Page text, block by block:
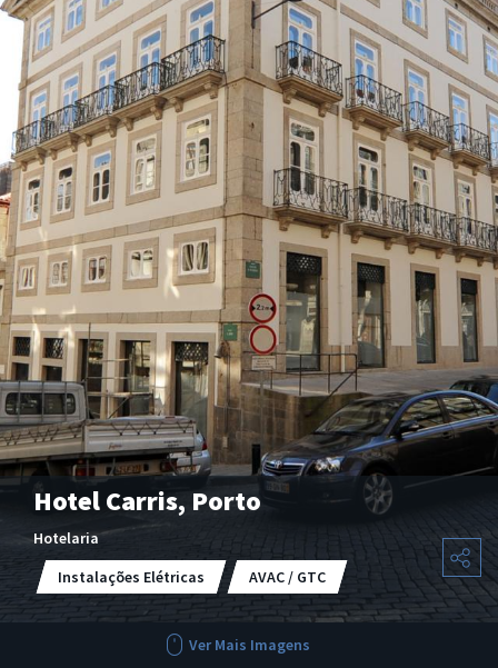
Hotel Carris, Porto
Hotelaria
Instalações Elétricas
AVAC / GTC
Ver Mais Imagens